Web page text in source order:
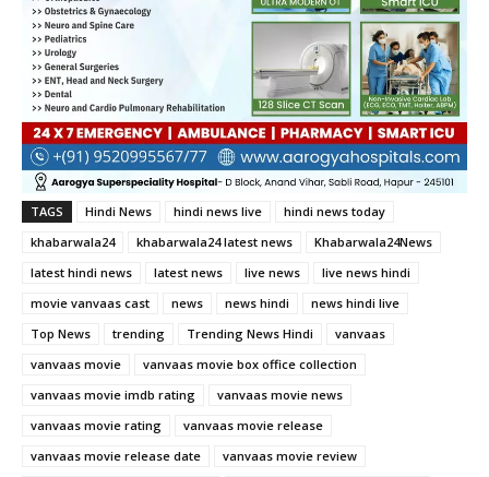
TAGS Hindi News hindi news live
hindi news today
khabarwala24
khabarwala24 latest news
Khabarwala24News
latest hindi news
latest news live news
live news hindi
movie vanvaas cast
news news hindi
news hindi live
Top News
trending Trending News Hindi
vanvaas
vanvaas movie
vanvaas movie box office collection
vanvaas movie imdb rating
vanvaas movie news
vanvaas movie rating
vanvaas movie release
vanvaas movie release date
vanvaas movie review